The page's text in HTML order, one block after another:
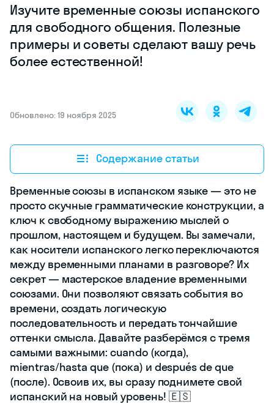
Изучите временные союзы испанского
для свободного общения. Полезные
примеры и советы сделают вашу речь
более естественной!
Обновлено: 19 ноября 2025
Содержание статьи
Временные союзы в испанском языке — это не
просто скучные грамматические конструкции, а
ключ к свободному выражению мыслей о
прошлом, настоящем и будущем. Вы замечали,
как носители испанского легко переключаются
между временными планами в разговоре? Их
секрет — мастерское владение временными
союзами. Они позволяют связать события во
времени, создать логическую
последовательность и передать тончайшие
оттенки смысла. Давайте разберёмся с тремя
самыми важными: cuando (когда),
mientras/hasta que (пока) и después de que
(после). Освоив их, вы сразу поднимете свой
испанский на новый уровень! 🇪🇸